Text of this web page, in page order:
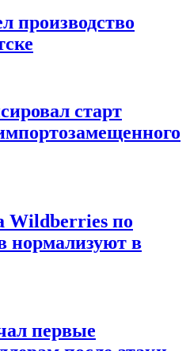
производство
старт
Wildberries по
нормализуют в
первые